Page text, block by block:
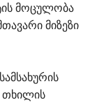
მოცულობა
მიზეზი
თხილის